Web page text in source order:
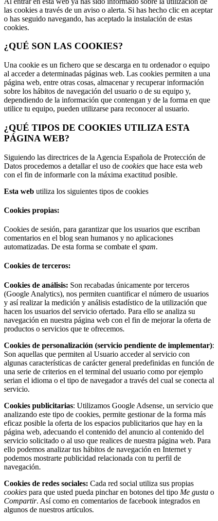
las cookies a través de un aviso o alerta. Si has hecho clic en aceptar
o has seguido navegando, has aceptado la instalación de estas
cookies.
¿QUÉ SON LAS COOKIES?
Una cookie es un fichero que se descarga en tu ordenador o equipo
al acceder a determinadas páginas web. Las cookies permiten a una
página web, entre otras cosas, almacenar y recuperar información
sobre los hábitos de navegación del usuario o de su equipo y,
dependiendo de la información que contengan y de la forma en que
utilice tu equipo, pueden utilizarse para reconocer al usuario.
¿QUÉ TIPOS DE COOKIES UTILIZA ESTA
PÁGINA WEB?
Siguiendo las directrices de la Agencia Española de Protección de
Datos procedemos a detallar el uso de cookies que hace esta web
con el fin de informarle con la máxima exactitud posible.
Esta web utiliza los siguientes tipos de cookies
Cookies propias:
Cookies de sesión, para garantizar que los usuarios que escriban
comentarios en el blog sean humanos y no aplicaciones
automatizadas. De esta forma se combate el spam.
Cookies de terceros:
Cookies de análisis: Son recabadas únicamente por terceros
(Google Analytics), nos permiten cuantificar el número de usuarios
y así realizar la medición y análisis estadístico de la utilización que
hacen los usuarios del servicio ofertado. Para ello se analiza su
navegación en nuestra página web con el fin de mejorar la oferta de
productos o servicios que te ofrecemos.
Cookies de personalización (servicio pendiente de implementar):
Son aquellas que permiten al Usuario acceder al servicio con
algunas características de carácter general predefinidas en función de
una serie de criterios en el terminal del usuario como por ejemplo
serian el idioma o el tipo de navegador a través del cual se conecta al
servicio.
Cookies publicitarias: Utilizamos Google Adsense, un servicio que
analizando este tipo de cookies, permite gestionar de la forma más
eficaz posible la oferta de los espacios publicitarios que hay en la
página web, adecuando el contenido del anuncio al contenido del
servicio solicitado o al uso que realices de nuestra página web. Para
ello podemos analizar tus hábitos de navegación en Internet y
podemos mostrarte publicidad relacionada con tu perfil de
navegación.
Cookies de redes sociales: Cada red social utiliza sus propias
cookies para que usted pueda pinchar en botones del tipo Me gusta o
Compartir. Así como en comentarios de facebook integrados en
algunos de nuestros artículos.